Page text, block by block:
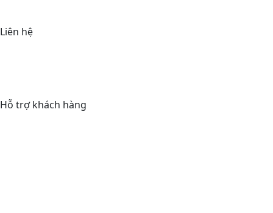
Liên hệ
Hỗ trợ khách hàng